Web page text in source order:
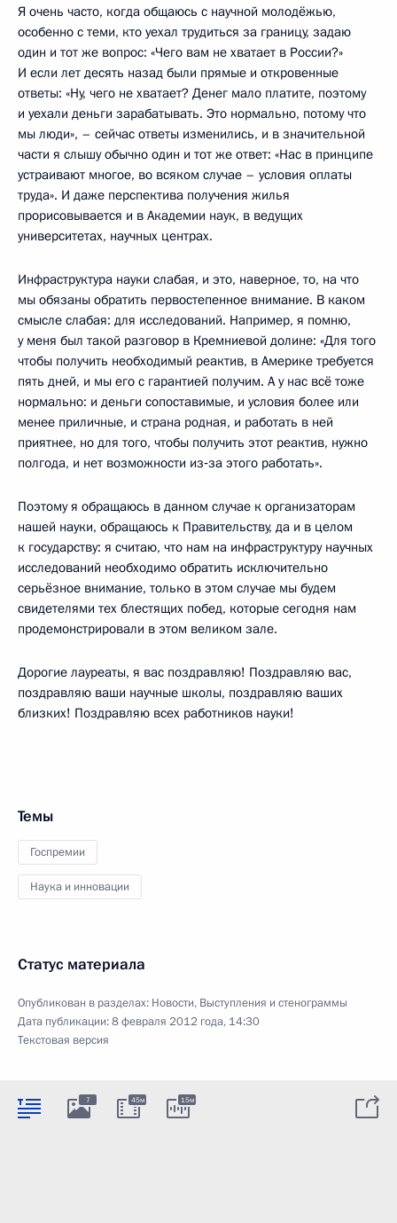
Я очень часто, когда общаюсь с научной молодёжью,
особенно с теми, кто уехал трудиться за границу, задаю
один и тот же вопрос: «Чего вам не хватает в России?»
И если лет десять назад были прямые и откровенные
ответы: «Ну, чего не хватает? Денег мало платите, поэтому
и уехали деньги зарабатывать. Это нормально, потому что
мы люди», – сейчас ответы изменились, и в значительной
части я слышу обычно один и тот же ответ: «Нас в принципе
устраивают многое, во всяком случае – условия оплаты
труда». И даже перспектива получения жилья
прорисовывается и в Академии наук, в ведущих
университетах, научных центрах.
Инфраструктура науки слабая, и это, наверное, то, на что
мы обязаны обратить первостепенное внимание. В каком
смысле слабая: для исследований. Например, я помню,
у меня был такой разговор в Кремниевой долине: «Для того
чтобы получить необходимый реактив, в Америке требуется
пять дней, и мы его с гарантией получим. А у нас всё тоже
нормально: и деньги сопоставимые, и условия более или
менее приличные, и страна родная, и работать в ней
приятнее, но для того, чтобы получить этот реактив, нужно
полгода, и нет возможности из‑за этого работать».
Поэтому я обращаюсь в данном случае к организаторам
нашей науки, обращаюсь к Правительству, да и в целом
к государству: я считаю, что нам на инфраструктуру научных
исследований необходимо обратить исключительно
серьёзное внимание, только в этом случае мы будем
свидетелями тех блестящих побед, которые сегодня нам
продемонстрировали в этом великом зале.
Дорогие лауреаты, я вас поздравляю! Поздравляю вас,
поздравляю ваши научные школы, поздравляю ваших
близких! Поздравляю всех работников науки!
Темы
Госпремии
Наука и инновации
Статус материала
Опубликован в разделах: Новости, Выступления и стенограммы
Дата публикации:8 февраля 2012 года, 14:30
Текстовая версия
7 45м 15м